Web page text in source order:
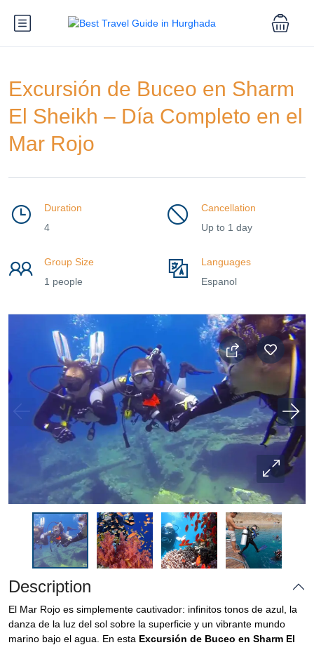
Excursión de Buceo en Sharm
El Sheikh – Día Completo en el
Mar Rojo
Duration
4
Cancellation
Up to 1 day
Group Size
1 people
Languages
Espanol
Description
El Mar Rojo es simplemente cautivador: infinitos tonos de azul, la
danza de la luz del sol sobre la superficie y un vibrante mundo
marino bajo el agua. En esta Excursión de Buceo en Sharm El